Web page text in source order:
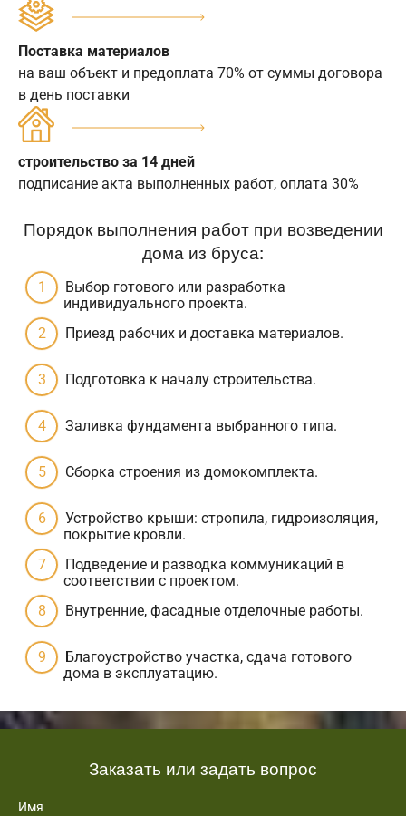
Поставка материалов
на ваш объект и предоплата 70% от суммы договора
в день поставки
строительство за 14 дней
подписание акта выполненных работ, оплата 30%
Порядок выполнения работ при возведении
дома из бруса:
Выбор готового или разработка
индивидуального проекта.
Приезд рабочих и доставка материалов.
Подготовка к началу строительства.
Заливка фундамента выбранного типа.
Сборка строения из домокомплекта.
Устройство крыши: стропила, гидроизоляция,
покрытие кровли.
Подведение и разводка коммуникаций в
соответствии с проектом.
Внутренние, фасадные отделочные работы.
Благоустройство участка, сдача готового
дома в эксплуатацию.
Заказать или задать вопрос
Имя